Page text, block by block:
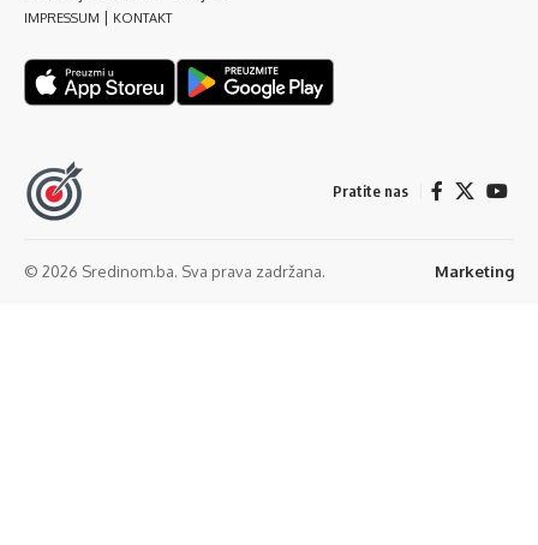
IMPRESSUM KONTAKT
Pratite nas
© 2026 Sredinom.ba. Sva prava zadržana. Marketing